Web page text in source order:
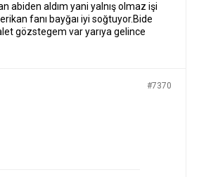
abiden aldım yani yalnış olmaz işi
fanı bayğaı iyi soğtuyor.Bide
gözstegem var yarıya gelince
#7370